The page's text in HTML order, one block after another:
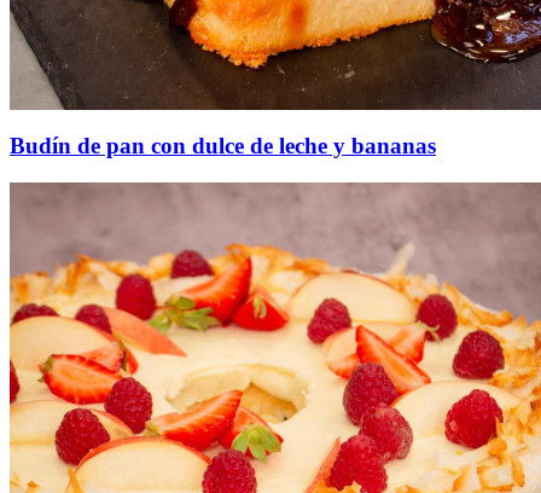
Budín de pan con dulce de leche y bananas